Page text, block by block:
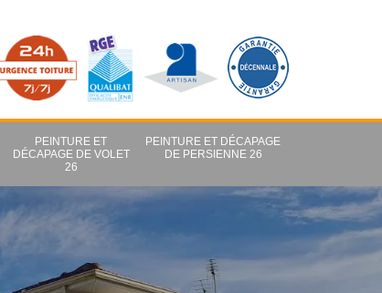
PEINTURE ET
DÉCAPAGE DE VOLET
26
PEINTURE ET DÉCAPAGE
DE PERSIENNE 26